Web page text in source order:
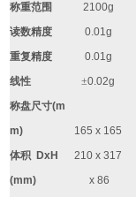
称重范围
2100g
读数精度
0.01g
重复精度
0.01g
线性
±0.02g
称盘尺寸(m
m)
165 x 165
体积 DxH
(mm)
210 x 317
x 86